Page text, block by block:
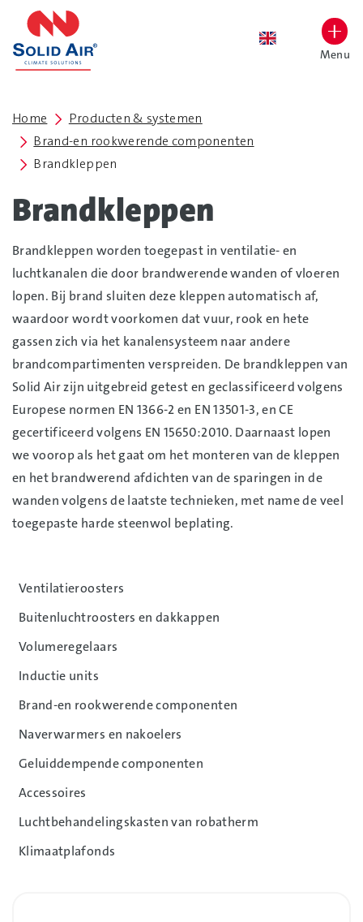
overslaan
Menu
Home
Producten & systemen
Brand-en rookwerende componenten
Brandkleppen
Brandkleppen
Brandkleppen worden toegepast in ventilatie- en
luchtkanalen die door brandwerende wanden of vloeren
lopen. Bij brand sluiten deze kleppen automatisch af,
waardoor wordt voorkomen dat vuur, rook en hete
gassen zich via het kanalensysteem naar andere
brandcompartimenten verspreiden. De brandkleppen van
Solid Air zijn uitgebreid getest en geclassificeerd volgens
Europese normen EN 1366-2 en EN 13501-3, en CE
gecertificeerd volgens EN 15650:2010. Daarnaast lopen
we voorop als het gaat om het monteren van de kleppen
en het brandwerend afdichten van de sparingen in de
wanden volgens de laatste technieken, met name de veel
toegepaste harde steenwol beplating.
Ventilatieroosters
Buitenluchtroosters en dakkappen
Volumeregelaars
Inductie units
Brand-en rookwerende componenten
Naverwarmers en nakoelers
Geluiddempende componenten
Accessoires
Luchtbehandelingskasten van robatherm
Klimaatplafonds